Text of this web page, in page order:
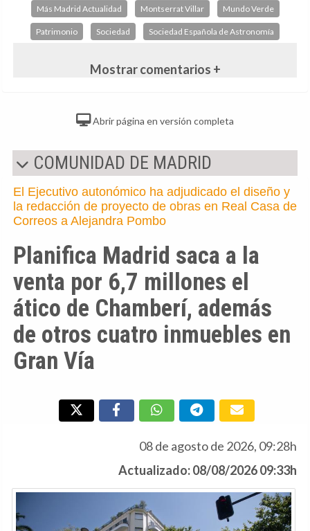
Más Madrid Actualidad Montserrat Villar Mundo Verde
Patrimonio Sociedad Sociedad Española de Astronomía
Mostrar comentarios +
Abrir página en versión completa
COMUNIDAD DE MADRID
El Ejecutivo autonómico ha adjudicado el diseño y
la redacción de proyecto de obras en Real Casa de
Correos a Alejandra Pombo
Planifica Madrid saca a la
venta por 6,7 millones el
ático de Chamberí, además
de otros cuatro inmuebles en
Gran Vía
08 de agosto de 2026, 09:28h
Actualizado: 08/08/2026 09:33h